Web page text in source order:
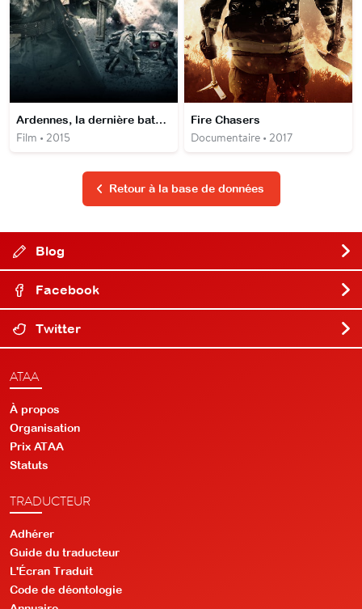
Ardennes, la dernière bataille
Film • 2015
Fire Chasers
Documentaire • 2017
Retour à la base de données
Blog
Facebook
Twitter
ATAA
À propos
Organisation
Prix ATAA
Statuts
TRADUCTEUR
Adhérer
Guide du traducteur
L'Écran Traduit
Code de déontologie